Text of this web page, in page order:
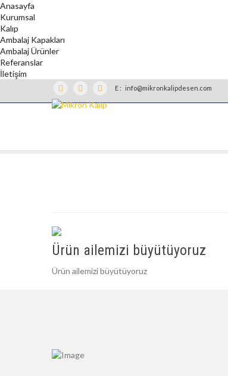
Anasayfa
Kurumsal
Kalıp
Ambalaj Kapakları
Ambalaj Ürünler
Referanslar
İletişim
E : info@mikronkalipdesen.com
Ürün ailemizi büyütüyoruz
Ürün ailemizi büyütüyoruz